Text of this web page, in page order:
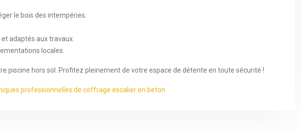
le bois des intempéries.
adaptés aux travaux.
locales.
hors sol. Profitez pleinement de votre espace de détente en toute sécurité !
professionnelles de coffrage escalier en beton